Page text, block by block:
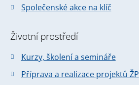
Společenské akce na klíč
Životní prostředí
Kurzy, školení a semináře
Příprava a realizace projektů ŽP